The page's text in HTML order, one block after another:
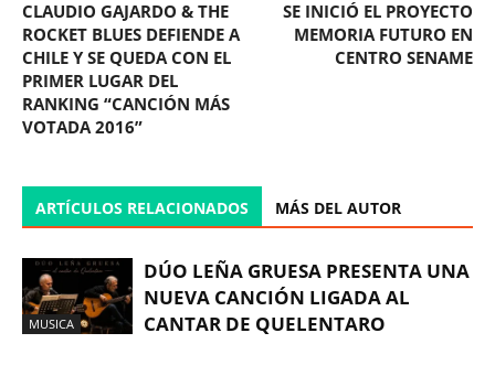
CLAUDIO GAJARDO & THE
ROCKET BLUES DEFIENDE A
CHILE Y SE QUEDA CON EL
PRIMER LUGAR DEL
RANKING “CANCIÓN MÁS
VOTADA 2016”
SE INICIÓ EL PROYECTO
MEMORIA FUTURO EN
CENTRO SENAME
ARTÍCULOS RELACIONADOS MÁS DEL AUTOR
MUSICA
DÚO LEÑA GRUESA PRESENTA UNA
NUEVA CANCIÓN LIGADA AL
CANTAR DE QUELENTARO